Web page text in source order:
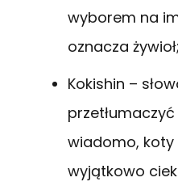
wyborem na
oznacza żywioł;
Kokishin –
wiadomo, koty
wyjątkowo